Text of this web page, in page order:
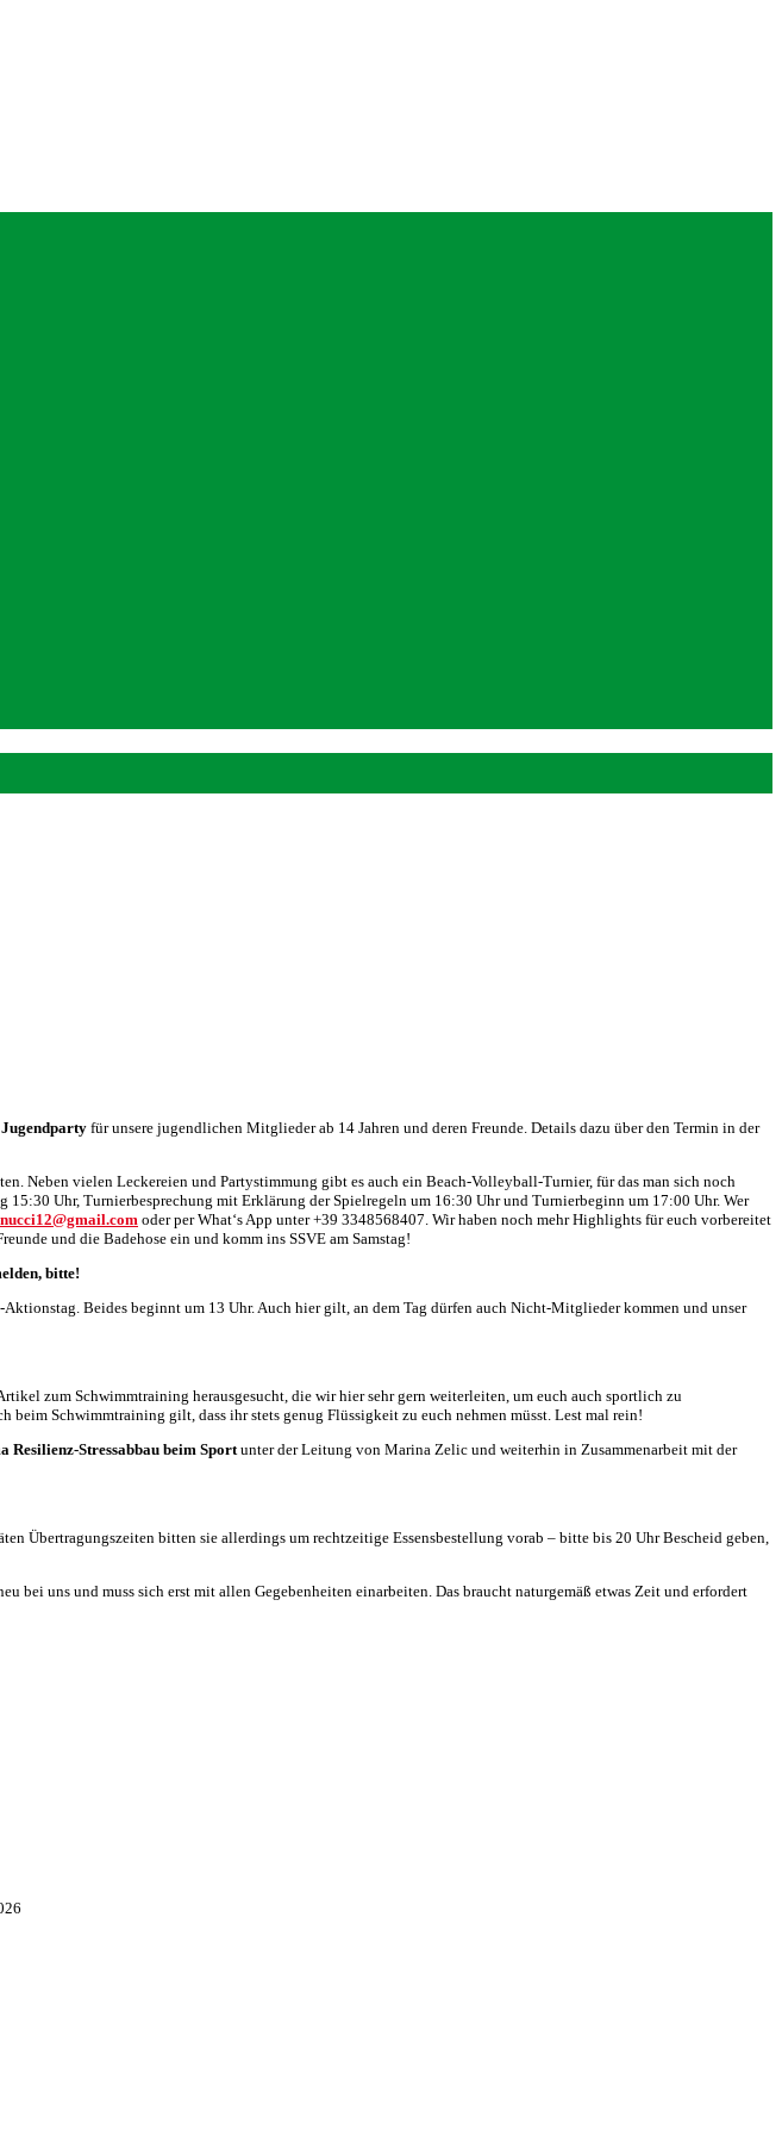
für unsere jugendlichen Mitglieder ab 14 Jahren und deren Freunde. Details dazu über den Termin in der
Neben vielen Leckereien und Partystimmung gibt es auch ein Beach-Volleyball-Turnier, für das man sich noch
Uhr, Turnierbesprechung mit Erklärung der Spielregeln um 16:30 Uhr und Turnierbeginn um 17:00 Uhr. Wer
oder per What‘s App unter +39 3348568407. Wir haben noch mehr Highlights für euch vorbereitet
und die Badehose ein und komm ins SSVE am Samstag!
bitte!
Beides beginnt um 13 Uhr. Auch hier gilt, an dem Tag dürfen auch Nicht-Mitglieder kommen und unser
zum Schwimmtraining herausgesucht, die wir hier sehr gern weiterleiten, um euch auch sportlich zu
beim Schwimmtraining gilt, dass ihr stets genug Flüssigkeit zu euch nehmen müsst. Lest mal rein!
Resilienz-Stressabbau beim Sportunter der Leitung von Marina Zelic und weiterhin in Zusammenarbeit mit der
Übertragungszeiten bitten sie allerdings um rechtzeitige Essensbestellung vorab – bitte bis 20 Uhr Bescheid geben,
uns und muss sich erst mit allen Gegebenheiten einarbeiten. Das braucht naturgemäß etwas Zeit und erfordert